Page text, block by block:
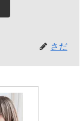
さだ